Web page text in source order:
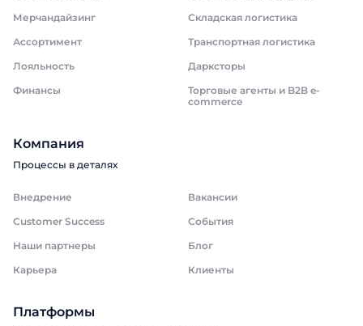
Мерчандайзинг
Складская логистика
Ассортимент
Транспортная логистика
Лояльность
Дарксторы
Финансы
Торговые агенты и B2B e-
commerce
Компания
Процессы в деталях
Внедрение
Вакансии
Customer Success
События
Наши партнеры
Блог
Карьера
Клиенты
Платформы